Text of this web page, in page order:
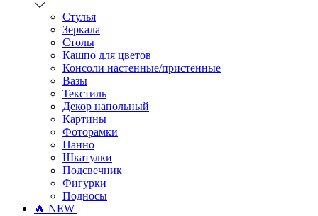
Стулья
Зеркала
Столы
Кашпо для цветов
Консоли настенные/пристенные
Вазы
Текстиль
Декор напольный
Картины
Фоторамки
Панно
Шкатулки
Подсвечник
Фигурки
Подносы
🔥 NEW